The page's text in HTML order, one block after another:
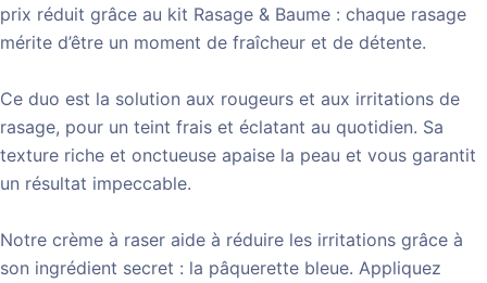
prix réduit grâce au kit Rasage & Baume : chaque rasage
mérite d’être un moment de fraîcheur et de détente.
Ce duo est la solution aux rougeurs et aux irritations de
rasage, pour un teint frais et éclatant au quotidien. Sa
texture riche et onctueuse apaise la peau et vous garantit
un résultat impeccable.
Notre crème à raser aide à réduire les irritations grâce à
son ingrédient secret : la pâquerette bleue. Appliquez